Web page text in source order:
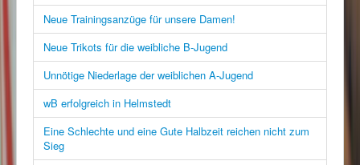
Neue Trainingsanzüge für unsere Damen!
Neue Trikots für die weibliche B-Jugend
Unnötige Niederlage der weiblichen A-Jugend
wB erfolgreich in Helmstedt
Eine Schlechte und eine Gute Halbzeit reichen nicht zum
Sieg